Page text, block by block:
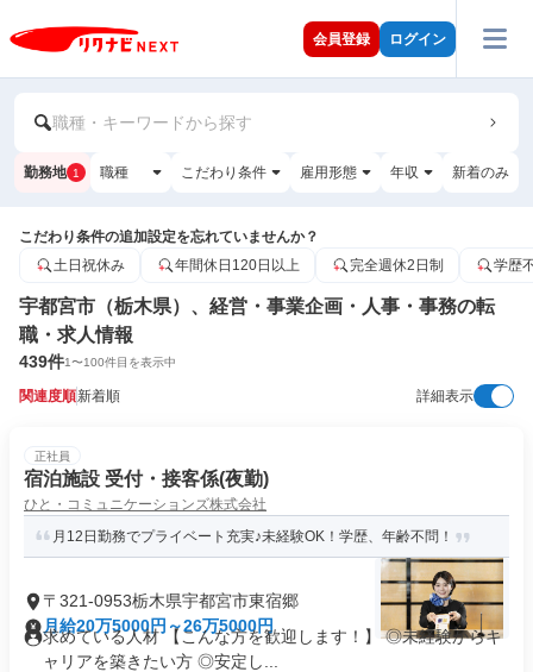
会員登録 ログイン
職種・キーワードから探す
勤務地 1 職種 こだわり条件 雇用形態 年収 新着のみ
こだわり条件の追加設定を忘れていませんか？
土日祝休み
年間休日120日以上 完全週休2日制 学歴
宇都宮市（栃木県）、経営・事業企画・人事・事務の転
職・求人情報
439件1〜100件目を表示中
関連度順新着順 詳細表示
正社員
宿泊施設 受付・接客係(夜勤)
ひと・コミュニケーションズ株式会社
月12日勤務でプライベート充実♪未経験OK！学歴、年齢不問！
〒321-0953栃木県宇都宮市東宿郷
月給20万5000円～26万5000円
求めている人材 【こんな方を歓迎します！】 ◎未経験からキ
ャリアを築きたい方 ◎安定し...